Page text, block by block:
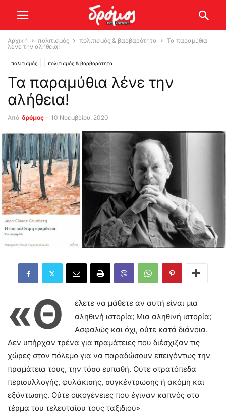
Αρχική πολιτισμός πολιτισμός & βαρβαρότητα
Τα παραμύθια
λένε την αλήθεια!
πολιτισμός πολιτισμός & βαρβαρότητα
Τα παραμύθια λένε την
αλήθεια!
Από δρόμος - 10 Νοεμβρίου, 2020
«Θ
έλετε να μάθετε αν αυτή είναι μια
αληθινή ιστορία; Μια αληθινή ιστορία;
Ασφαλώς και όχι, ούτε κατά διάνοια.
Δεν υπήρχαν τρένα για πραμάτειες που διέσχιζαν τις
χώρες στον πόλεμο για να παραδώσουν επειγόντως την
πραμάτεια τους, την τόσο ευπαθή. Ούτε στρατόπεδα
περισυλλογής, φυλάκισης, συγκέντρωσης ή ακόμη και
εξόντωσης. Ούτε οικογένειες που έγιναν καπνός στο
τέρμα του τελευταίου τους ταξιδιού»